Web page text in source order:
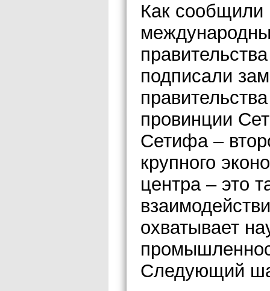
Как
подписали
провинции
Сетифа –
крупного
центра – это
охватывает
Следующий